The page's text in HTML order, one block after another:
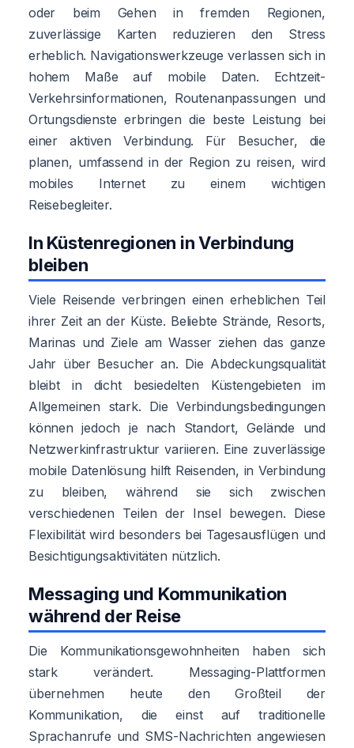
oder beim Gehen in fremden Regionen,
zuverlässige Karten reduzieren den Stress
erheblich. Navigationswerkzeuge verlassen sich in
hohem Maße auf mobile Daten. Echtzeit-
Verkehrsinformationen, Routenanpassungen und
Ortungsdienste erbringen die beste Leistung bei
einer aktiven Verbindung. Für Besucher, die
planen, umfassend in der Region zu reisen, wird
mobiles Internet zu einem wichtigen
Reisebegleiter.
In Küstenregionen in Verbindung
bleiben
Viele Reisende verbringen einen erheblichen Teil
ihrer Zeit an der Küste. Beliebte Strände, Resorts,
Marinas und Ziele am Wasser ziehen das ganze
Jahr über Besucher an. Die Abdeckungsqualität
bleibt in dicht besiedelten Küstengebieten im
Allgemeinen stark. Die Verbindungsbedingungen
können jedoch je nach Standort, Gelände und
Netzwerkinfrastruktur variieren. Eine zuverlässige
mobile Datenlösung hilft Reisenden, in Verbindung
zu bleiben, während sie sich zwischen
verschiedenen Teilen der Insel bewegen. Diese
Flexibilität wird besonders bei Tagesausflügen und
Besichtigungsaktivitäten nützlich.
Messaging und Kommunikation
während der Reise
Die Kommunikationsgewohnheiten haben sich
stark verändert. Messaging-Plattformen
übernehmen heute den Großteil der
Kommunikation, die einst auf traditionelle
Sprachanrufe und SMS-Nachrichten angewiesen